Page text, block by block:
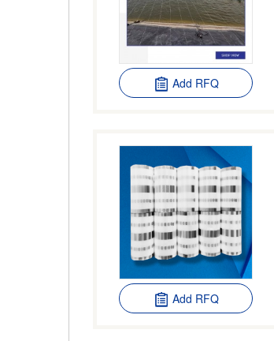
Add RFQ
Add RFQ